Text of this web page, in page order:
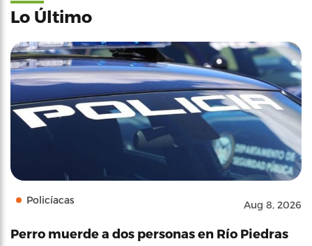
Lo Último
Policíacas Aug 8, 2026
Perro muerde a dos personas en Río Piedras